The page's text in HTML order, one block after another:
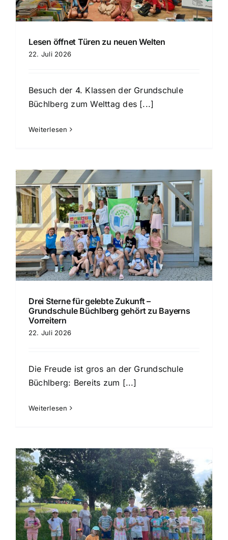
Lesen öffnet Türen zu neuen Welten
22. Juli 2026
Besuch der 4. Klassen der Grundschule
Büchlberg zum Welttag des [...]
Weiterlesen
Drei Sterne für gelebte Zukunft –
Grundschule Büchlberg gehört zu Bayerns
Vorreitern
22. Juli 2026
Die Freude ist gros an der Grundschule
Büchlberg: Bereits zum [...]
Weiterlesen